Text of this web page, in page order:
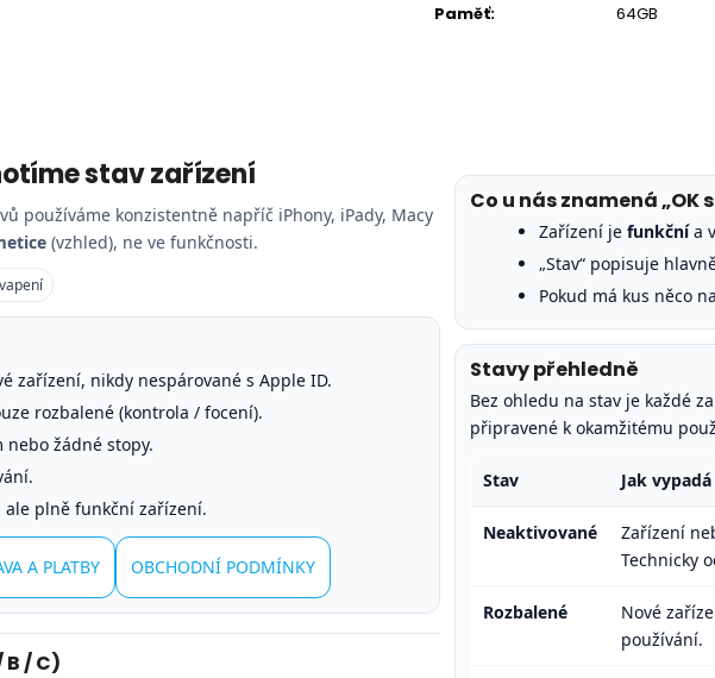
Paměť: 64GB
stav zařízení
používáme konzistentně napříč iPhony, iPady, Macy
(vzhled), ne ve funkčnosti.
zařízení, nikdy nespárované s Apple ID.
rozbalené (kontrola / focení).
žádné stopy.
ale plně funkční zařízení.
A PLATBY OBCHODNÍ PODMÍNKY
/ C)
Co u nás znamená „OK
Zařízení je funkčnía
„Stav“ popisuje
Pokud má kus něco
Stavy přehledně
Bez ohledu na stav je každé
připravené k okamžitému
Stav Jak vypadá
Neaktivované
Zařízení
Technicky
Rozbalené
Nové
používání.